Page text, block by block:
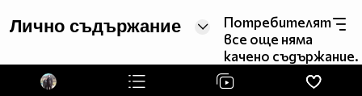
Лично съдържание
Потребителят
все още няма
качено съдържание.